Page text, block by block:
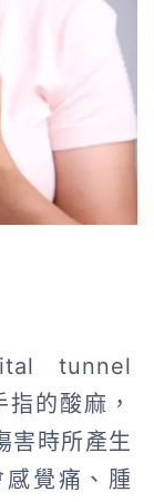
tunnel
的酸麻，
害時所產生
覺痛、腫